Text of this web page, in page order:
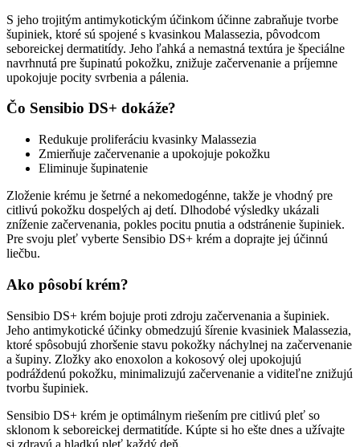
S jeho trojitým antimykotickým účinkom účinne zabraňuje tvorbe
šupiniek, ktoré sú spojené s kvasinkou Malassezia, pôvodcom
seboreickej dermatitídy. Jeho ľahká a nemastná textúra je špeciálne
navrhnutá pre šupinatú pokožku, znižuje začervenanie a príjemne
upokojuje pocity svrbenia a pálenia.
Čo Sensibio DS+ dokáže?
Redukuje proliferáciu kvasinky Malassezia
Zmierňuje začervenanie a upokojuje pokožku
Eliminuje šupinatenie
Zloženie krému je šetrné a nekomedogénne, takže je vhodný pre
citlivú pokožku dospelých aj detí. Dlhodobé výsledky ukázali
zníženie začervenania, pokles pocitu pnutia a odstránenie šupiniek.
Pre svoju pleť vyberte Sensibio DS+ krém a doprajte jej účinnú
liečbu.
Ako pôsobí krém?
Sensibio DS+ krém bojuje proti zdroju začervenania a šupiniek.
Jeho antimykotické účinky obmedzujú šírenie kvasiniek Malassezia,
ktoré spôsobujú zhoršenie stavu pokožky náchylnej na začervenanie
a šupiny. Zložky ako enoxolon a kokosový olej upokojujú
podráždenú pokožku, minimalizujú začervenanie a viditeľne znižujú
tvorbu šupiniek.
Sensibio DS+ krém je optimálnym riešením pre citlivú pleť so
sklonom k seboreickej dermatitíde. Kúpte si ho ešte dnes a užívajte
si zdravú a hladkú pleť každý deň.